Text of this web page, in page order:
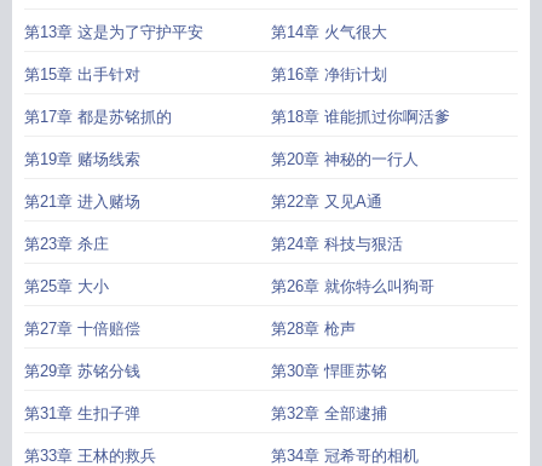
第13章 这是为了守护平安 第14章 火气很大
第15章 出手针对 第16章 净街计划
第17章 都是苏铭抓的 第18章 谁能抓过你啊活爹
第19章 赌场线索 第20章 神秘的一行人
第21章 进入赌场 第22章 又见A通
第23章 杀庄 第24章 科技与狠活
第25章 大小 第26章 就你特么叫狗哥
第27章 十倍赔偿 第28章 枪声
第29章 苏铭分钱 第30章 悍匪苏铭
第31章 生扣子弹 第32章 全部逮捕
第33章 王林的救兵 第34章 冠希哥的相机